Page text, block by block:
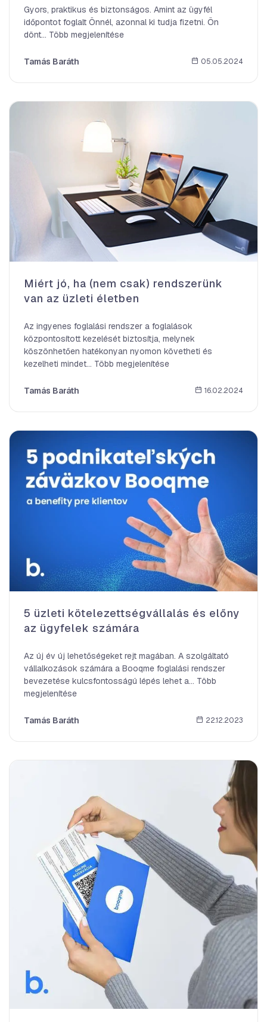
Gyors, praktikus és biztonságos. Amint az ügyfél
időpontot foglalt Önnél, azonnal ki tudja fizetni. Ön
dönt... Több megjelenítése
Tamás Baráth 05.05.2024
Miért jó, ha (nem csak) rendszerünk
van az üzleti életben
Az ingyenes foglalási rendszer a foglalások
központosított kezelését biztosítja, melynek
köszönhetően hatékonyan nyomon követheti és
kezelheti mindet... Több megjelenítése
Tamás Baráth 16.02.2024
5 üzleti kötelezettségvállalás és előny
az ügyfelek számára
Az új év új lehetőségeket rejt magában. A szolgáltató
vállalkozások számára a Booqme foglalási rendszer
bevezetése kulcsfontosságú lépés lehet a... Több
megjelenítése
Tamás Baráth 22.12.2023